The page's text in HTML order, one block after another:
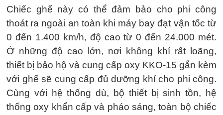
Chiếc ghế này có thể đảm bảo cho phi công
thoát ra ngoài an toàn khi máy bay đạt vận tốc từ
0 đến 1.400 km/h, độ cao từ 0 đến 24.000 mét.
Ở những độ cao lớn, nơi không khí rất loãng,
thiết bị bảo hộ và cung cấp oxy KKO-15 gắn kèm
với ghế sẽ cung cấp đủ dưỡng khí cho phi công.
Cùng với hệ thống dù, bộ thiết bị sinh tồn, hệ
thống oxy khẩn cấp và pháo sáng, toàn bộ chiếc